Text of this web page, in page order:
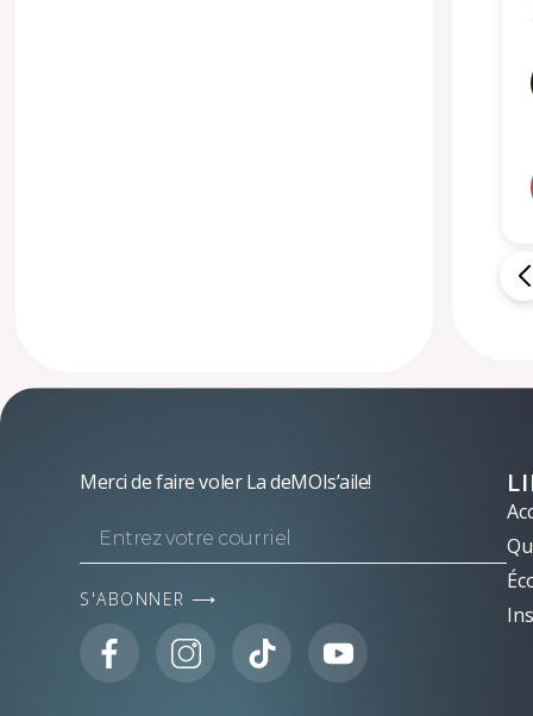
Merci de faire voler La deMOIs’aile!
S'ABONNER ⟶